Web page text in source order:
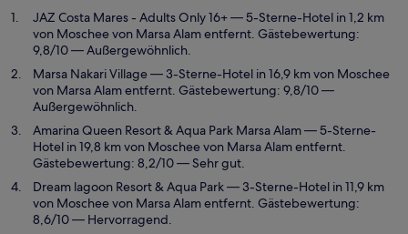
JAZ Costa Mares - Adults Only 16+— 5-Sterne-Hotel in 1,2 km
von Moschee von Marsa Alam entfernt. Gästebewertung:
9,8/10 — Außergewöhnlich.
Marsa Nakari Village— 3-Sterne-Hotel in 16,9 km von Moschee
von Marsa Alam entfernt. Gästebewertung: 9,8/10 —
Außergewöhnlich.
Amarina Queen Resort & Aqua Park Marsa Alam— 5-Sterne-
Hotel in 19,8 km von Moschee von Marsa Alam entfernt.
Gästebewertung: 8,2/10 — Sehr gut.
Dream lagoon Resort & Aqua Park— 3-Sterne-Hotel in 11,9 km
von Moschee von Marsa Alam entfernt. Gästebewertung:
8,6/10 — Hervorragend.